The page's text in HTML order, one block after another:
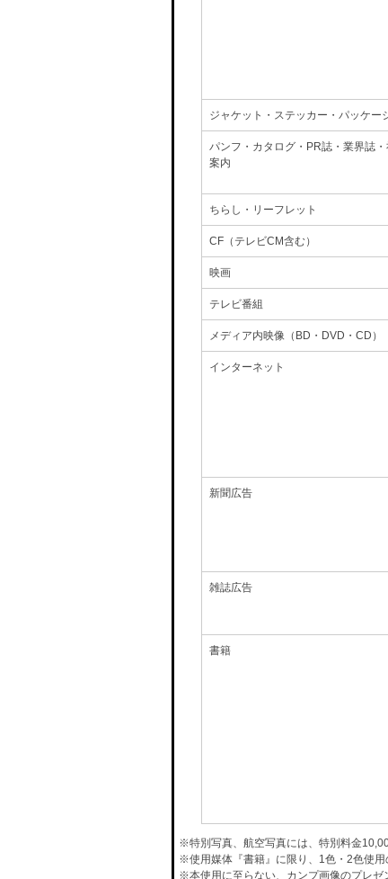
ジャケット・ステッカー・パッケー
パンフ・カタログ・PR誌・業界誌
案内
ちらし・リーフレット
CF（テレビCM含む）
映画
テレビ番組
メディア内映像（BD・DVD・CD）
インターネット
新聞広告
雑誌広告
書籍
※特別写真、航空写真には、特別料金
※使用媒体『書籍』に限り、1色・2色使用
※本使用に至らない、カンプ画像のプレゼ